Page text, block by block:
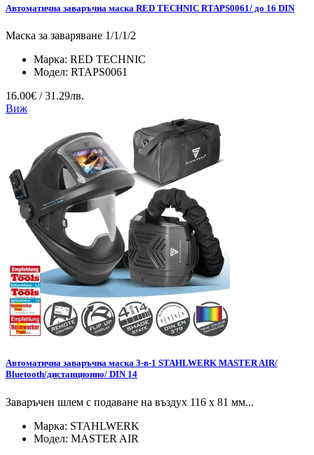
Автоматична заваръчна маска RED TECHNIC RTAPS0061/ до 16 DIN
Маска за заваряване 1/1/1/2
Марка: RED TECHNIC
Модел: RTAPS0061
16.00€ / 31.29лв.
Виж
Автоматична заваръчна маска 3-в-1 STAHLWERK MASTER AIR/
Bluetooth/дистанционно/ DIN 14
Заваръчен шлем с подаване на въздух 116 x 81 мм...
Марка: STAHLWERK
Модел: MASTER AIR